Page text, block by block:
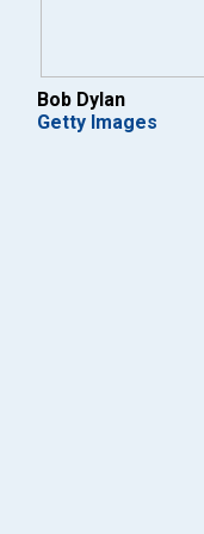
Bob Dylan
Getty Images